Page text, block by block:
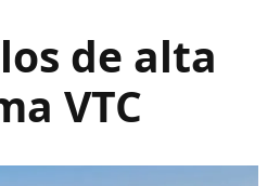
de alta
VTC